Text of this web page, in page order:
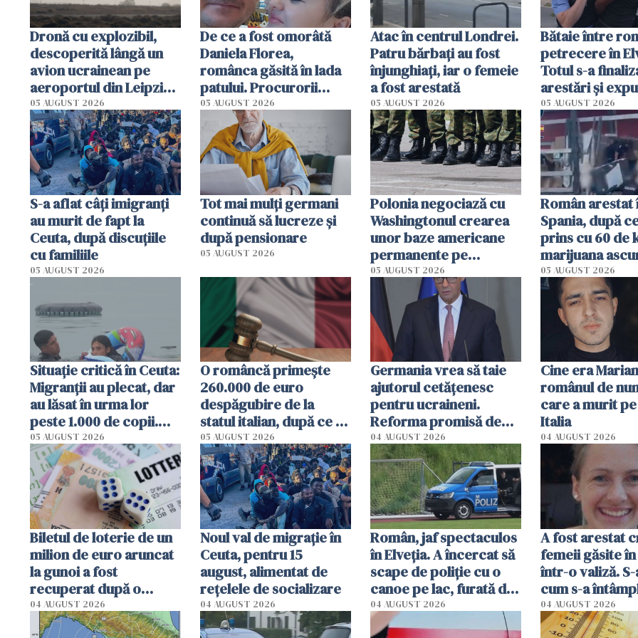
Dronă cu explozibil,
descoperită lângă un
avion ucrainean pe
aeroportul din Leipzig.
Un avion DHL s-a
ciocnit în aer cu un
obiect
05 AUGUST 2026
De ce a fost omorâtă
Daniela Florea,
românca găsită în lada
patului. Procurorii
italieni i-au reconstituit
ultimele momente din
viață
05 AUGUST 2026
Atac în centrul Londrei.
Patru bărbați au fost
înjunghiați, iar o femeie
a fost arestată
05 AUGUST 2026
Bătaie între
petrecere în
Totul s-a
arestări și
05 AUGUST 2026
S-a aflat câți imigranți
au murit de fapt la
Ceuta, după discuțiile
cu familiile
05 AUGUST 2026
Tot mai mulți germani
continuă să lucreze și
după pensionare
05 AUGUST 2026
Polonia negociază cu
Washingtonul crearea
unor baze americane
permanente pe
teritoriul său
05 AUGUST 2026
Român arestat
Spania, după
prins cu 60 de
marijuana
printre
uzate
05 AUGUST 2026
Situație critică în Ceuta:
Migranții au plecat, dar
au lăsat în urma lor
peste 1.000 de copii.
Centrele de protecție
sunt sufocate
05 AUGUST 2026
O româncă primește
260.000 de euro
despăgubire de la
statul italian, după ce a
stat 3 ani în închisoare
pe nedrept
05 AUGUST 2026
Germania vrea să taie
ajutorul cetățenesc
pentru ucraineni.
Reforma promisă de
guvernul Merz s-a
blocat, iar SPD o critică
dur
04 AUGUST 2026
Cine era
românul de
care a murit
Italia
04 AUGUST 2026
Biletul de loterie de un
milion de euro aruncat
la gunoi a fost
recuperat după o
operațiune incredibilă
în Italia
04 AUGUST 2026
Noul val de migrație în
Ceuta, pentru 15
august, alimentat de
rețelele de socializare
04 AUGUST 2026
Român, jaf spectaculos
în Elveția. A încercat să
scape de poliție cu o
canoe pe lac, furată din
casa în care a fost prins
04 AUGUST 2026
A fost arestat
femeii găsite
într-o valiză.
cum s-a
04 AUGUST 2026